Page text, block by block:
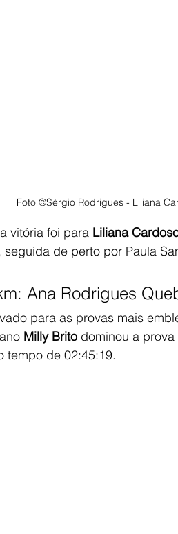
Foto ©Sérgio Rodrigues - Liliana
vitória foi para Liliana
de perto por Paula
Ana Rodrigues
para as provas mais
Milly Brito dominou a
tempo de 02:45:19.